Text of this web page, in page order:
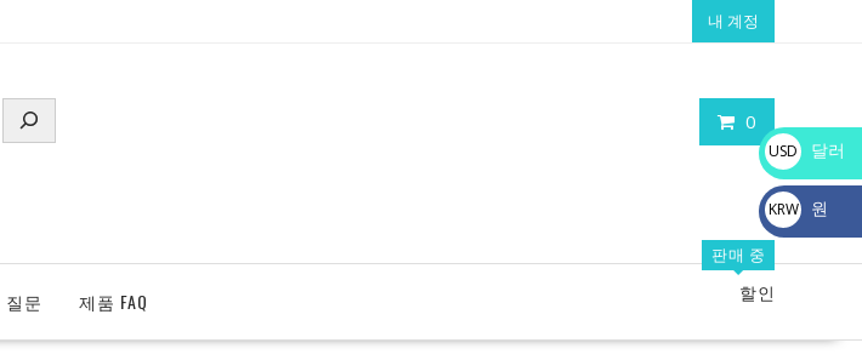
내 계정
0
질문 제품 FAQ
판매 중
할인
USD
$
달러
KRW
₩
원